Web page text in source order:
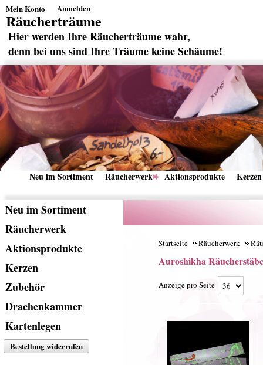
Mein Konto Anmelden
Räucherträume
Hier werden Ihre Räucherträume wahr,
denn bei uns sind Ihre Träume keine Schäume!
Neu im Sortiment Räucherwerk Aktionsprodukte Kerzen
Überschrift
1
Neu im Sortiment
Überschrift
1
Räucherwerk
Überschrift
1
Aktionsprodukte
Überschrift
1
Kerzen
Überschrift
1
Zubehör
Überschrift
1
Drachenkammer
Überschrift
1
Kartenlegen
Bestellung widerrufen
Startseite Räucherwerk
Auroshikha
Anzeige pro Seite